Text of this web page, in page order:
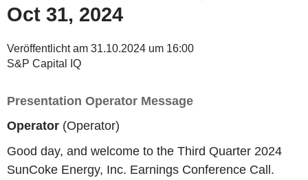
Oct 31, 2024
Veröffentlicht am 31.10.2024 um 16:00
S&P Capital IQ
Presentation Operator Message
Operator (Operator)
Good day, and welcome to the Third Quarter 2024
SunCoke Energy, Inc. Earnings Conference Call.